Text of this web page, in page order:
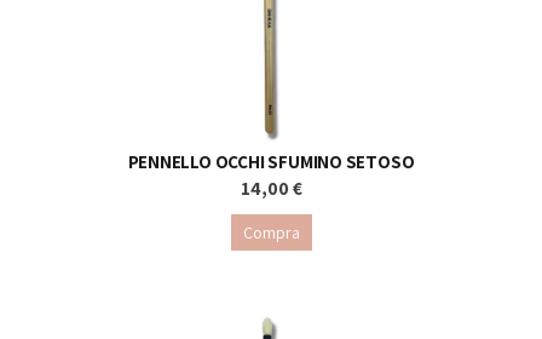
PENNELLO OCCHI SFUMINO SETOSO
14,00 €
Compra